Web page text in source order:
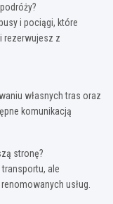
i pociągi, które
rezerwujesz z
własnych tras oraz
komunikacją
stronę?
ale
usług.